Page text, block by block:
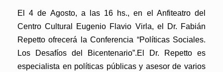
El 4 de Agosto, a las 16 hs., en el Anfiteatro del
Centro Cultural Eugenio Flavio Virla, el Dr. Fabián
Repetto ofrecerá la Conferencia “Políticas Sociales.
Los Desafíos del Bicentenario”.El Dr. Repetto es
especialista en políticas públicas y asesor de varios